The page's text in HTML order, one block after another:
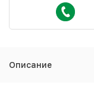
Описание